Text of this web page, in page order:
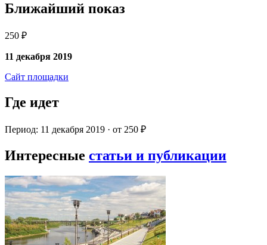
Ближайший показ
250 ₽
11 декабря 2019
Сайт площадки
Где идет
Период: 11 декабря 2019 · от 250 ₽
Интересные статьи и публикации